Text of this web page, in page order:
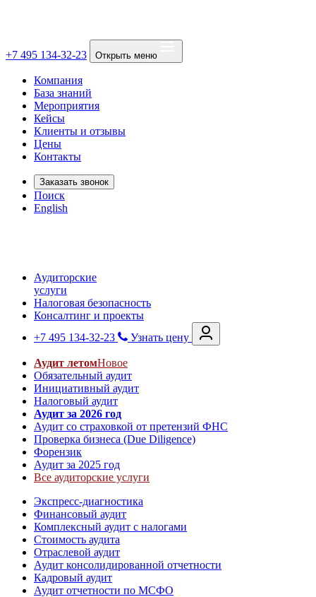
+7 495 134-32-23 Открыть меню
Компания
База знаний
Мероприятия
Кейсы
Клиенты и отзывы
Цены
Контакты
Заказать звонок
Поиск
English
Аудиторские
услуги
Налоговая безопасность
Консалтинг и проекты
+7 495 134-32-23
Узнать цену
Аудит летомНовое
Обязательный аудит
Инициативный аудит
Налоговый аудит
Аудит за 2026 год
Аудит со страховкой от претензий ФНС
Проверка бизнеса (Due Diligence)
Форензик
Аудит за 2025 год
Все аудиторские услуги
Экспресс-диагностика
Финансовый аудит
Комплексный аудит с налогами
Стоимость аудита
Отраслевой аудит
Аудит консолидированной отчетности
Кадровый аудит
Аудит отчетности по МСФО